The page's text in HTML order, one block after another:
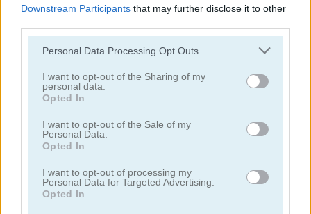
Downstream Participants that may further disclose it to other
Personal Data Processing Opt Outs
I want to opt-out of the Sharing of my
personal data.
Opted In
I want to opt-out of the Sale of my
Personal Data.
Opted In
I want to opt-out of processing my
Personal Data for Targeted Advertising.
Opted In
Categorías Relacionadas
juegos de conectar
juegos gratis juegos mahjong
Video del juego